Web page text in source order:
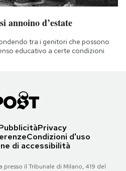
annoino d’estate
tra i genitori che possono
educativo a certe condizioni
Privacy
Condizioni d'uso
di accessibilità
il Tribunale di Milano, 419 del